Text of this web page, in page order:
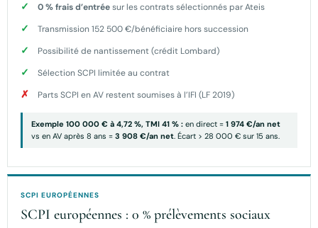
0 % frais d’entréesur les contrats sélectionnés par Ateis
Transmission 152 500 €/bénéficiaire hors succession
Possibilité de nantissement (crédit Lombard)
Sélection SCPI limitée au contrat
Parts SCPI en AV restent soumises à l’IFI (LF 2019)
Exemple 100 000 € à 4,72 %, TMI 41 % : en direct = 1 974 €/an net
vs en AV après 8 ans = 3 908 €/an net. Écart > 28 000 € sur 15 ans.
SCPI EUROPÉENNES
SCPI européennes : 0 % prélèvements sociaux